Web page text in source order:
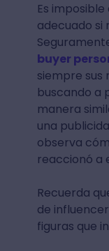
Es
adecuado si
buyer
siempre sus
buscando a
manera
una
observa
reaccionó a
Recuerda
de
figuras que